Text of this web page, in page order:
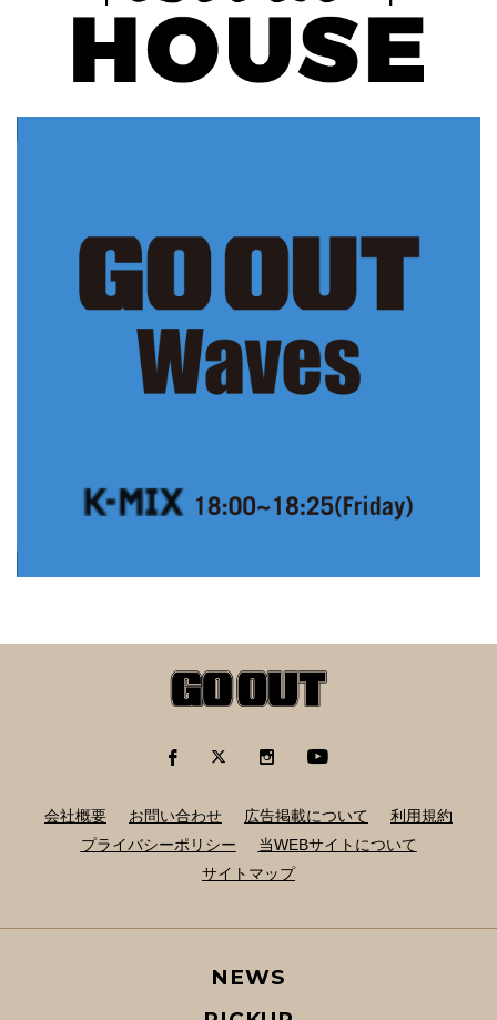
会社概要 お問い合わせ 広告掲載について
利用規約
プライバシーポリシー
当WEBサイトについて
サイトマップ
NEWS